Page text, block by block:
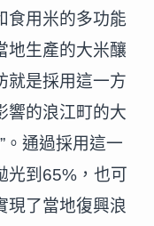
食用米的多功能
地生產的大米釀
就是採用這一方
響的浪江町的大
。通過採用這一
光到65%，也可
現了當地復興浪